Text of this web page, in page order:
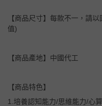
【商品尺寸】每款不一，請
值)
【商品產地】中國代工
【商品特色】
1.培養認知能力/思維能力/心